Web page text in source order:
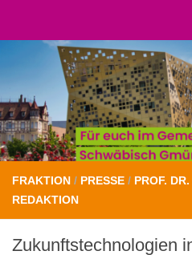
FRAKTION / PRESSE / PROF.
REDAKTION
Zukunftstechnologien